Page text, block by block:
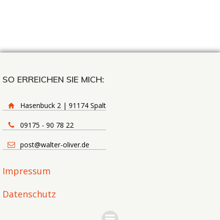
SO ERREICHEN SIE MICH:
Hasenbuck 2 | 91174 Spalt
09175 - 90 78 22
post@walter-oliver.de
Impressum
Datenschutz